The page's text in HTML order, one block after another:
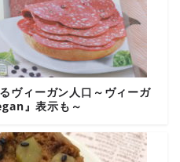
ヴィーガン人口～ヴィーガ
』表示も～